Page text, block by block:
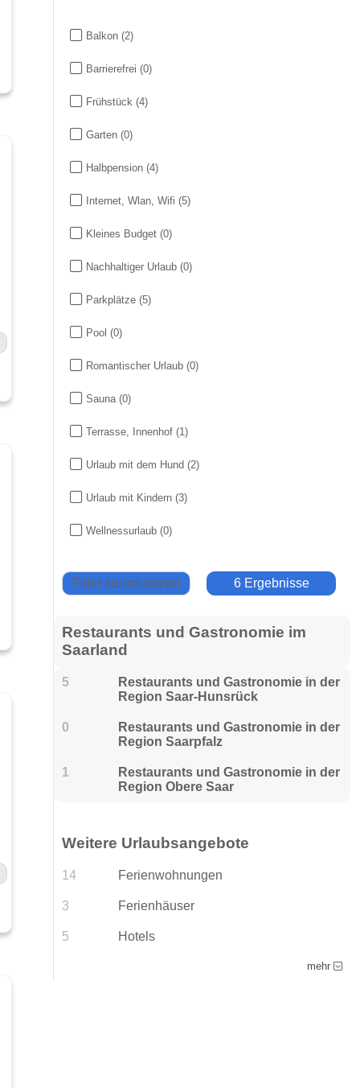
Balkon (2)
Barrierefrei (0)
Frühstück (4)
Garten (0)
Halbpension (4)
Internet, Wlan, Wifi (5)
Kleines Budget (0)
Nachhaltiger Urlaub (0)
Parkplätze (5)
Pool (0)
Romantischer Urlaub (0)
Sauna (0)
Terrasse, Innenhof (1)
Urlaub mit dem Hund (2)
Urlaub mit Kindern (3)
Wellnessurlaub (0)
Filter zurücksetzen 6 Ergebnisse
Restaurants und Gastronomie im
Saarland
5
Restaurants und Gastronomie in der
Region Saar-Hunsrück
0
Restaurants und Gastronomie in der
Region Saarpfalz
1
Restaurants und Gastronomie in der
Region Obere Saar
Weitere Urlaubsangebote
14 Ferienwohnungen
3 Ferienhäuser
5 Hotels
mehr